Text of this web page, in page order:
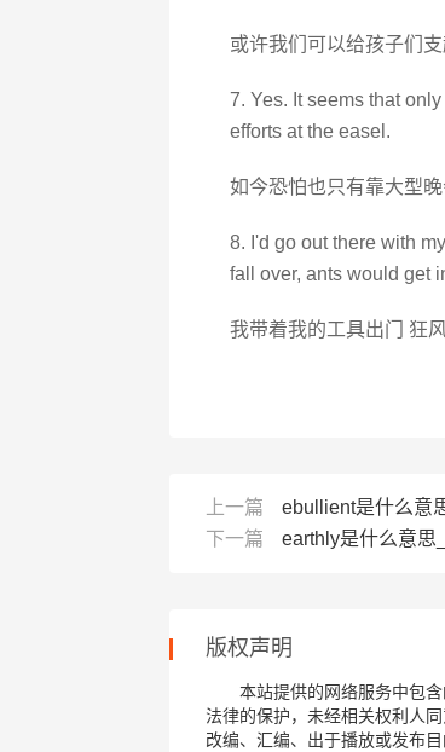
或许我们可以给孩子们
7. Yes. It seems that
efforts at the easel.
如今恐怕也只有靠大型
8. I'd go out there with
fall over, ants would get
我带着我的工具出门 狂
上一篇
ebullient是什么意
下一篇
earthly是什么意思
版权声明
本站提供的网络服务中包
法律的保护，未经相关权利人
改编、汇编、出于播放或发布